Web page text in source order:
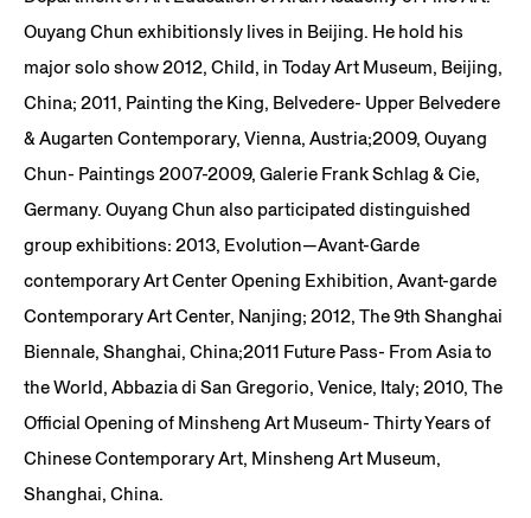
Ouyang Chun exhibitionsly lives in Beijing. He hold his
major solo show 2012, Child, in Today Art Museum, Beijing,
China; 2011, Painting the King, Belvedere- Upper Belvedere
& Augarten Contemporary, Vienna, Austria;2009, Ouyang
Chun- Paintings 2007-2009, Galerie Frank Schlag & Cie,
Germany. Ouyang Chun also participated distinguished
group exhibitions: 2013, Evolution—Avant-Garde
contemporary Art Center Opening Exhibition, Avant-garde
Contemporary Art Center, Nanjing; 2012, The 9th Shanghai
Biennale, Shanghai, China;2011 Future Pass- From Asia to
the World, Abbazia di San Gregorio, Venice, Italy; 2010, The
Official Opening of Minsheng Art Museum- Thirty Years of
Chinese Contemporary Art, Minsheng Art Museum,
Shanghai, China.